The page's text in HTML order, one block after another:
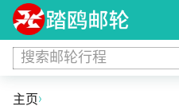
搜索邮轮行程
主页›